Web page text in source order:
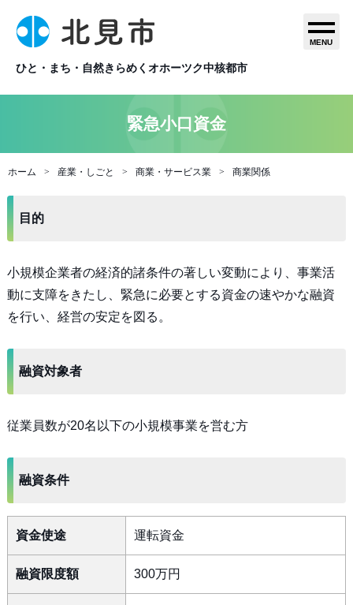
ひと・まち・自然きらめくオホーツク中核都市
MENU
緊急小口資金
ホーム 産業・しごと 商業・サービス業 商業関係
目的
小規模企業者の経済的諸条件の著しい変動により、事業活
動に支障をきたし、緊急に必要とする資金の速やかな融資
を行い、経営の安定を図る。
融資対象者
従業員数が20名以下の小規模事業を営む方
融資条件
資金使途 運転資金
融資限度額 300万円